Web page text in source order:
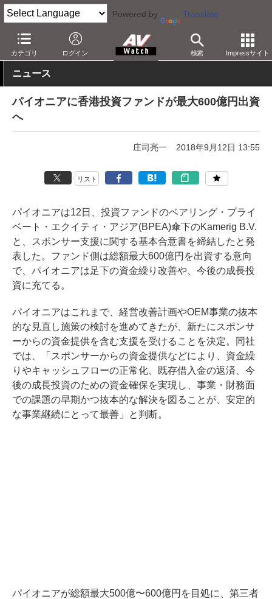
Powered by Translate
カテゴリ ログイン 検索 Impressサイト
AV Watch 動向 業界動向 経営/IR
ニュース
パイオニアに香港投資ファンドが最大600億円出資
へ
庄司亮一 2018年9月12日 13:55
リスト
パイオニアは12日、投資ファンドのベアリング・プライ
ベート・エクイティ・アジア(BPEA)傘下のKamerig B.V.
と、スポンサー支援に関する基本合意書を締結したと発
表した。ファンド側は総額最大600億円を出資する意向
で、パイオニアは足下の資金繰り改善や、今後の成長投
資に充てる。
パイオニアはこれまで、経営改善計画やOEM事業の抜本
的な見直し施策の検討を進めてきたが、新たにスポンサ
ーからの資金提供を含む支援を受けることを決定。同社
では、「スポンサーからの資金提供などにより、資金繰
りやキャッシュフローの正常化、既存借入金の返済、今
後の成長投資のための資金確保を実現し、事業・財務面
での課題の早期かつ抜本的な解決を図ることが、安定的
な事業継続にとって最善」と判断。
パイオニアが総額最大500億〜600億円を目処に、第三者